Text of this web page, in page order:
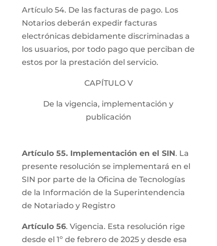
Artículo 54. De las facturas de pago. Los
Notarios deberán expedir facturas
electrónicas debidamente discriminadas a
los usuarios, por todo pago que perciban de
estos por la prestación del servicio.
CAPÍTULO V
De la vigencia, implementación y
publicación
Artículo 55. Implementación en el SIN. La
presente resolución se implementará en el
SIN por parte de la Oficina de Tecnologías
de la Información de la Superintendencia
de Notariado y Registro
Artículo 56. Vigencia. Esta resolución rige
desde el 1º de febrero de 2025 y desde esa